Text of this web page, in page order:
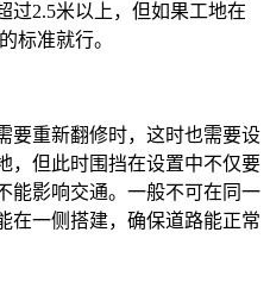
过2.5米以上，但如果工地在
标准就行。
重新翻修时，这时也需要设
，但此时围挡在设置中不仅要
能影响交通。一般不可在同一
在一侧搭建，确保道路能正常